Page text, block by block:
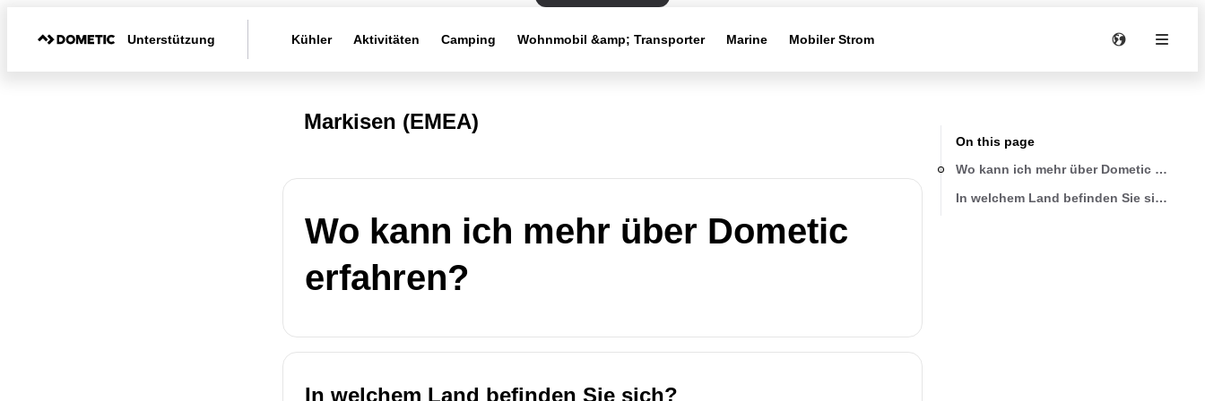
Unterstützung Kühler Aktivitäten Camping Wohnmobil &amp; Transporter Marine Mobiler Strom
Markisen (EMEA)
Wo kann ich mehr über Dometic
erfahren?
In welchem Land befinden Sie sich?
On this page
Wo kann ich mehr über Dometic
In welchem Land befinden Sie sich?